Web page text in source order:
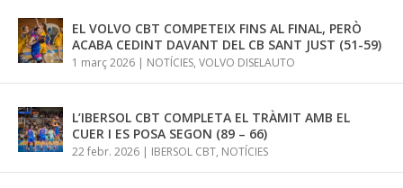
EL VOLVO CBT COMPETEIX FINS AL FINAL, PERÒ
ACABA CEDINT DAVANT DEL CB SANT JUST (51-59)
1 març 2026 | NOTÍCIES, VOLVO DISELAUTO
L’IBERSOL CBT COMPLETA EL TRÀMIT AMB EL
CUER I ES POSA SEGON (89 – 66)
22 febr. 2026 | IBERSOL CBT, NOTÍCIES